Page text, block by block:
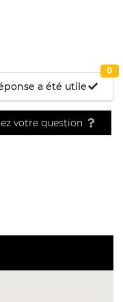
a été utile
0
votre question